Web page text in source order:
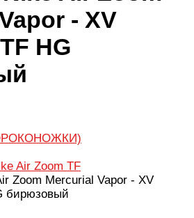
- XV
HG
Air Zoom TF
Zoom Mercurial Vapor - XV
бирюзовый